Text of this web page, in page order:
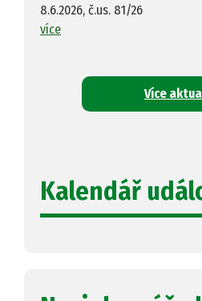
8.6.2026, č.us. 81/26
více
Více
Kalendář